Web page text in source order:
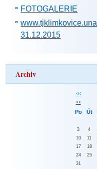
FOTOGALERIE
31.12.2015
Archiv
<<
<<
Po Út
3
4
10
11
17
18
24
25
31